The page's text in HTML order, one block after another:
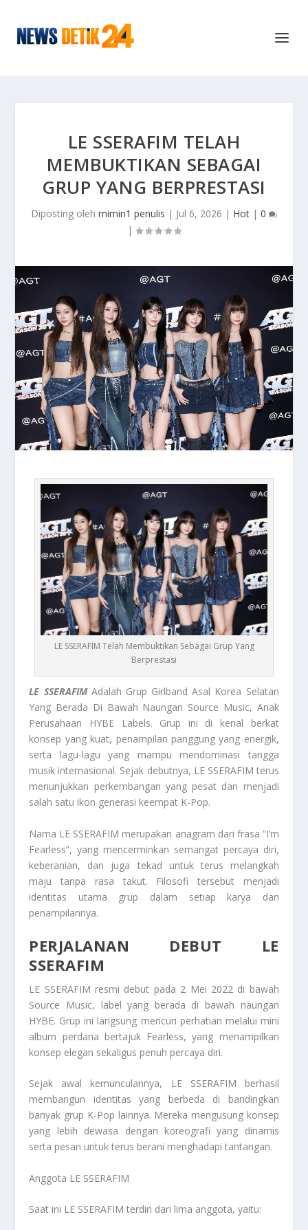
LE SSERAFIM TELAH
MEMBUKTIKAN SEBAGAI
GRUP YANG BERPRESTASI
Diposting oleh mimin1 penulis | Jul 6, 2026 | Hot | 0
|
LE SSERAFIM Telah Membuktikan Sebagai Grup Yang
Berprestasi
LE SSERAFIMAdalah Grup Girlband Asal Korea Selatan
Yang Berada Di Bawah Naungan Source Music, Anak
Perusahaan HYBE Labels. Grup ini di kenal berkat
konsep yang kuat, penampilan panggung yang energik,
serta lagu-lagu yang mampu mendominasi tangga
musik internasional. Sejak debutnya, LE SSERAFIM terus
menunjukkan perkembangan yang pesat dan menjadi
salah satu ikon generasi keempat K-Pop.
Nama LE SSERAFIM merupakan anagram dari frasa “I’m
Fearless”, yang mencerminkan semangat percaya diri,
keberanian, dan juga tekad untuk terus melangkah
maju tanpa rasa takut. Filosofi tersebut menjadi
identitas utama grup dalam setiap karya dan
penampilannya.
PERJALANAN DEBUT LE
SSERAFIM
LE SSERAFIM resmi debut pada 2 Mei 2022 di bawah
Source Music, label yang berada di bawah naungan
HYBE. Grup ini langsung mencuri perhatian melalui mini
album perdana bertajuk Fearless, yang menampilkan
konsep elegan sekaligus penuh percaya diri.
Sejak awal kemunculannya, LE SSERAFIM berhasil
membangun identitas yang berbeda di bandingkan
banyak grup K-Pop lainnya. Mereka mengusung konsep
yang lebih dewasa dengan koreografi yang dinamis
serta pesan untuk terus berani menghadapi tantangan.
Anggota LE SSERAFIM
Saat ini LE SSERAFIM terdiri dari lima anggota, yaitu: